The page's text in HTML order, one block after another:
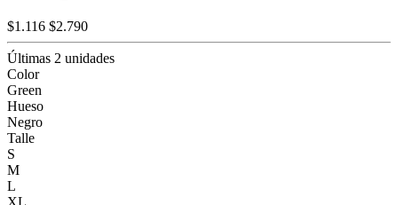
$1.116 $2.790
Últimas 2 unidades
Color
Green
Hueso
Negro
Talle
S
M
L
XL